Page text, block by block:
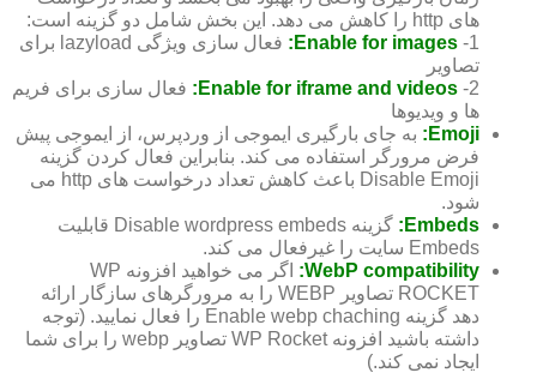
های http را کاهش می دهد. این بخش شامل دو گزینه است:
1-
Enable for images:
فعال سازی ویژگی lazyload برای
تصاویر
2-
Enable for iframe and videos:
فعال سازی برای فریم
ها و ویدیوها
Emoji:
به جای بارگیری ایموجی از وردپرس، از ایموجی پیش
فرض مرورگر استفاده می کند. بنابراین فعال کردن گزینه
Disable Emoji باعث کاهش تعداد درخواست های http می
شود.
Embeds:
گزینه Disable wordpress embeds قابلیت
Embeds سایت را غیرفعال می کند.
WebP compatibility:
اگر می خواهید افزونه WP
ROCKET تصاویر WEBP را به مرورگرهای سازگار ارائه
دهد گزینه Enable webp chaching را فعال نمایید. (توجه
داشته باشید افزونه WP Rocket تصاویر webp را برای شما
ایجاد نمی کند.)